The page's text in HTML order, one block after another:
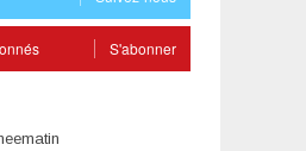
S'abonner